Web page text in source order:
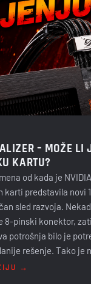
– MOŽE
KARTU?
od kada je
predstavila novi
sled razvoja.
8-pinski konektor,
potrošnja bilo je
rešenje. Tako je
→